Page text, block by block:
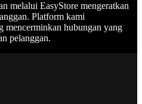
melalui EasyStore mengeratkan
Platform kami
mencerminkan hubungan yang
pelanggan.